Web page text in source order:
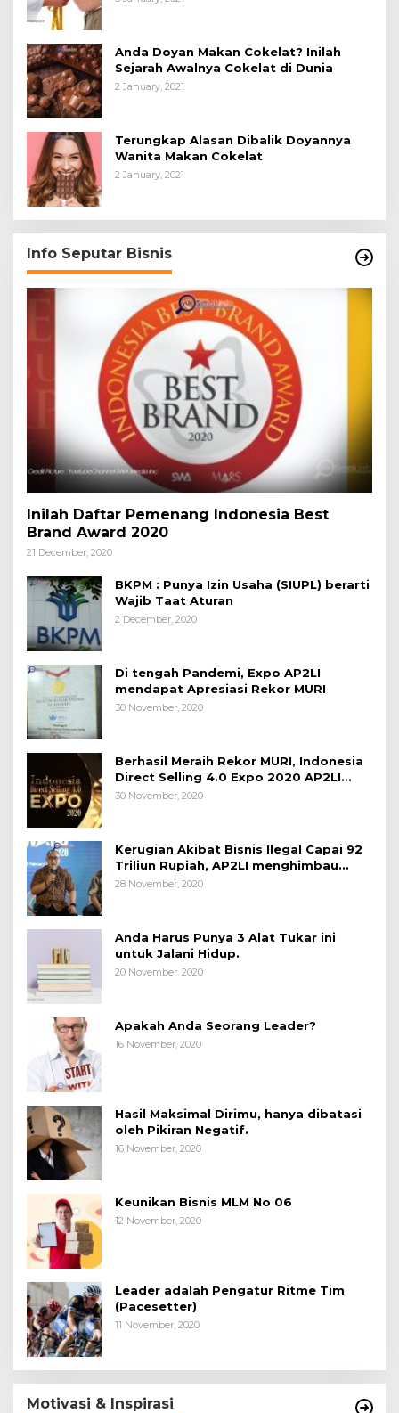
Anda Doyan Makan Cokelat? Inilah
Sejarah Awalnya Cokelat di Dunia
2 January, 2021
Terungkap Alasan Dibalik Doyannya
Wanita Makan Cokelat
2 January, 2021
Info Seputar Bisnis
Inilah Daftar Pemenang Indonesia Best
Brand Award 2020
21 December, 2020
BKPM : Punya Izin Usaha (SIUPL) berarti
Wajib Taat Aturan
2 December, 2020
Di tengah Pandemi, Expo AP2LI
mendapat Apresiasi Rekor MURI
30 November, 2020
Berhasil Meraih Rekor MURI, Indonesia
Direct Selling 4.0 Expo 2020 AP2LI
berakhir sangat memuaskan
30 November, 2020
Kerugian Akibat Bisnis Ilegal Capai 92
Triliun Rupiah, AP2LI menghimbau
masyarakat Waspada.
28 November, 2020
Anda Harus Punya 3 Alat Tukar ini
untuk Jalani Hidup.
20 November, 2020
Apakah Anda Seorang Leader?
16 November, 2020
Hasil Maksimal Dirimu, hanya dibatasi
oleh Pikiran Negatif.
16 November, 2020
Keunikan Bisnis MLM No 06
12 November, 2020
Leader adalah Pengatur Ritme Tim
(Pacesetter)
11 November, 2020
Motivasi & Inspirasi